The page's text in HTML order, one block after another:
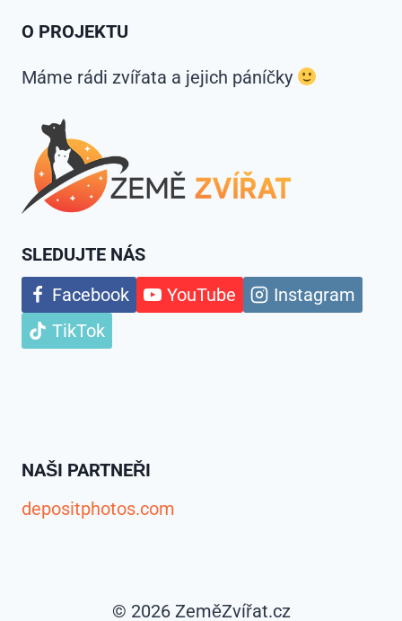
O PROJEKTU
Máme rádi zvířata a jejich páníčky
SLEDUJTE NÁS
Facebook
YouTube
Instagram
TikTok
NAŠI PARTNEŘI
depositphotos.com
© 2026 ZeměZvířat.cz